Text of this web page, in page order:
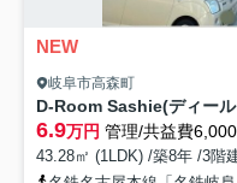
NEW
岐阜市高森町
D-Room Sashie(ディー
6.9万円 管理/共益費
43.28㎡ (1LDK) /築8年 /3階